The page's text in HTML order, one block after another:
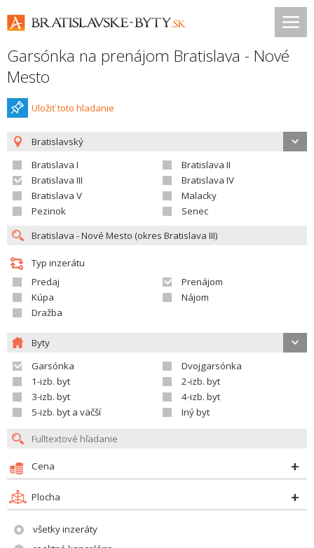
Garsónka na prenájom Bratislava - Nové
Mesto
Uložiť toto hladanie
Bratislavský
Bratislava I
Bratislava II
Bratislava III
Bratislava IV
Bratislava V
Malacky
Pezinok
Senec
Typ inzerátu
Predaj
Prenájom
Kúpa
Nájom
Dražba
Byty
Garsónka
Dvojgarsónka
1-izb. byt
2-izb. byt
3-izb. byt
4-izb. byt
5-izb. byt a väčší
Iný byt
Cena
Plocha
všetky inzeráty